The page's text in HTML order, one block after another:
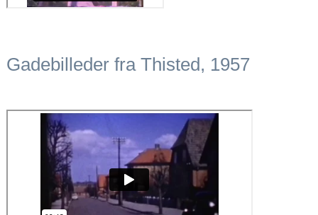
Gadebilleder fra Thisted, 1957